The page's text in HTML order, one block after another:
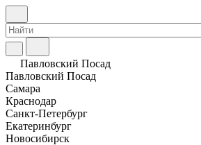
Павловский Посад
Павловский Посад
Самара
Краснодар
Санкт-Петербург
Екатеринбург
Новосибирск